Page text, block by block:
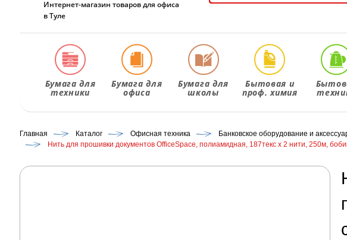
Интернет-магазин товаров для офиса
в Туле
Бумага для
техники
Бумага для
офиса
Бумага для
школы
Бытовая и
проф. химия
Главная Каталог Офисная техника Банковское оборудование и
Нить для прошивки документов OfficeSpace, полиамидная, 187текс х 2 нити, 250м,